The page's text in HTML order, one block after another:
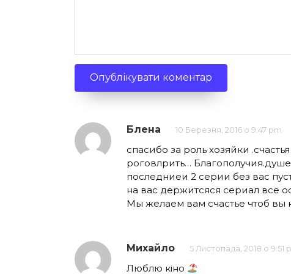
Блена 10 Березня, 2016 о 9:47 pm
спасибо за роль хозяйки
роговлрить…
последниеи 2 серии без вас
на вас держитсяся сериал все
Мы желаем вам счастье чтоб вы
Михайло 5 Листопада, 2018 о 9:51
Люблю кіно